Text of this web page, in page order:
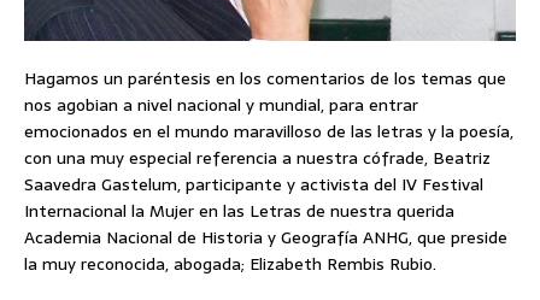
Hagamos un paréntesis en los comentarios de los temas que
nos agobian a nivel nacional y mundial, para entrar
emocionados en el mundo maravilloso de las letras y la poesía,
con una muy especial referencia a nuestra cófrade, Beatriz
Saavedra Gastelum, participante y activista del IV Festival
Internacional la Mujer en las Letras de nuestra querida
Academia Nacional de Historia y Geografía ANHG, que preside
la muy reconocida, abogada; Elizabeth Rembis Rubio.